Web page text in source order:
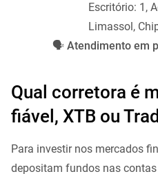
Escritório: 1,
Limassol,
🗣️ Atendimento em
Qual corretora é
fiável, XTB ou
Para investir nos mercados
depositam fundos nas